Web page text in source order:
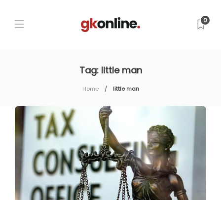
0
Tag: little man
Home little man